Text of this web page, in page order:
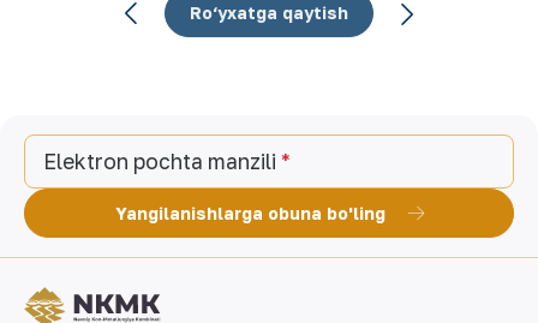
Ro‘yxatga qaytish
Elektron pochta manzili
Yangilanishlarga obuna bo'ling